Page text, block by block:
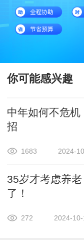
你可能感兴趣
中年如何不危机
招
1683 2024-
35岁才考虑养
了！
272 2024-10-